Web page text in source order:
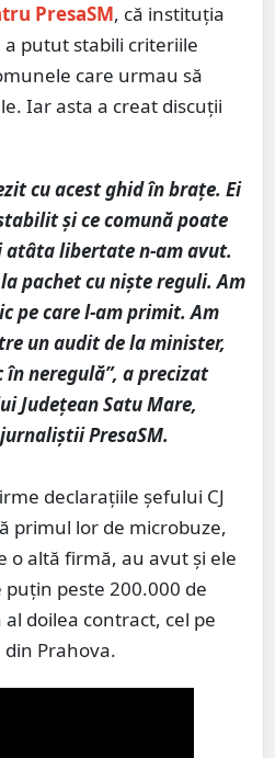
PresaSM, că instituția
a putut stabili criteriile
care urmau să
Iar asta a creat discuții
cu acest ghid în brațe. Ei
și ce comună poate
atâta libertate n-am avut.
pachet cu niște reguli. Am
pe care l-am primit. Am
un audit de la minister,
neregulă”, a precizat
Județean Satu Mare,
PresaSM.
declarațiile șefului CJ
primul lor de microbuze,
o altă firmă, au avut și ele
peste 200.000 de
doilea contract, cel pe
Prahova.